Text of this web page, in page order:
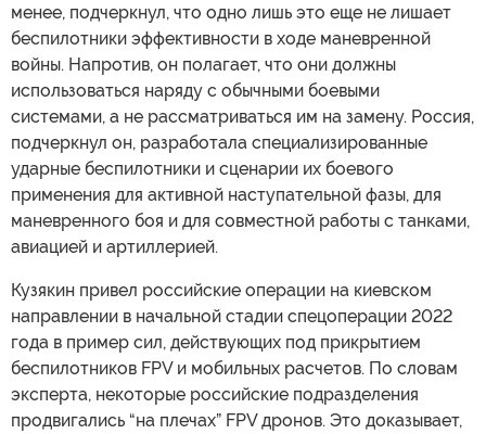
менее, подчеркнул, что одно лишь это еще не лишает
беспилотники эффективности в ходе маневренной
войны. Напротив, он полагает, что они должны
использоваться наряду с обычными боевыми
системами, а не рассматриваться им на замену. Россия,
подчеркнул он, разработала специализированные
ударные беспилотники и сценарии их боевого
применения для активной наступательной фазы, для
маневренного боя и для совместной работы с танками,
авиацией и артиллерией.
Кузякин привел российские операции на киевском
направлении в начальной стадии спецоперации 2022
года в пример сил, действующих под прикрытием
беспилотников FPV и мобильных расчетов. По словам
эксперта, некоторые российские подразделения
продвигались “на плечах” FPV дронов. Это доказывает,